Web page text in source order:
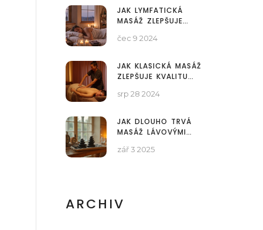
JAK LYMFATICKÁ
MASÁŽ ZLEPŠUJE
čec 9 2024
JAK KLASICKÁ MASÁŽ
ZLEPŠUJE KVALITU
srp 28 2024
JAK DLOUHO TRVÁ
MASÁŽ LÁVOVÝMI
PRŮBĚH A VOLBA
zář 3 2025
ARCHIV